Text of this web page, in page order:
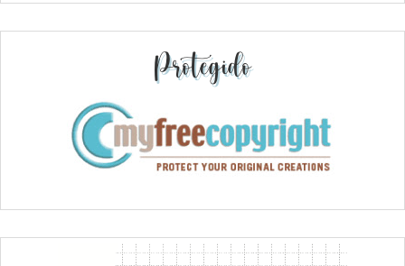
Protegido